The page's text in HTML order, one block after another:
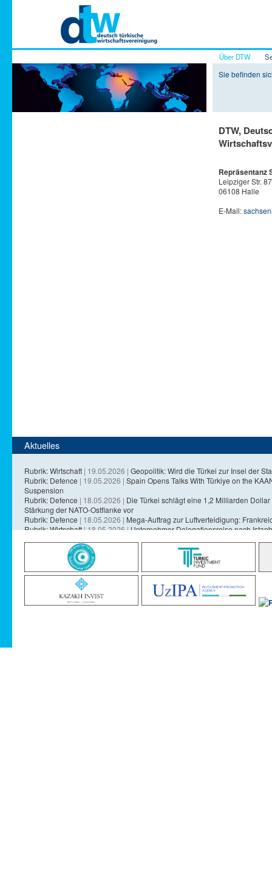
Zum Inhalt
Zum
Über DTW
Sie befinden
DTW,
Repräsentanz
Leipziger Str.
06108 Halle
E-Mail:
Aktuelles
Rubrik: Wirtschaft | 19.05.2026 | Geopolitik: Wird die Türkei zur Insel der
Rubrik: Defence | 19.05.2026 | Spain Opens Talks With Türkiye on the
Suspension
Rubrik: Defence | 18.05.2026 | Die Türkei schlägt eine 1,2 Milliarden
Stärkung der NATO-Ostflanke vor
Rubrik: Defence | 18.05.2026 | Mega-Auftrag zur Luftverteidigung:
Rubrik: Wirtschaft| 18.05.2026 |Unternehmer-Delegationsreise nach